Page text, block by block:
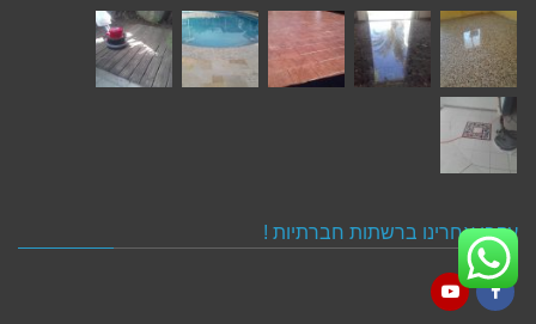
עקבו אחרינו ברשתות חברתיות !